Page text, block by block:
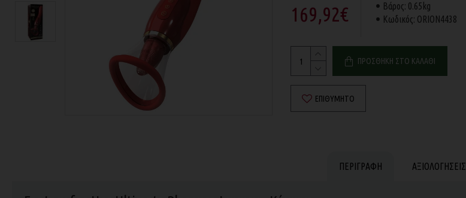
169,92€
Βάρος: 0.65kg
Κωδικός: ORION4438
ΠΡΟΣΘΉΚΗ ΣΤΟ ΚΑΛΆΘΙ
ΕΠΙΘΥΜΗΤΌ
ΠΕΡΙΓΡΑΦΉ ΑΞΙΟΛΟΓΉΣΕΙΣ